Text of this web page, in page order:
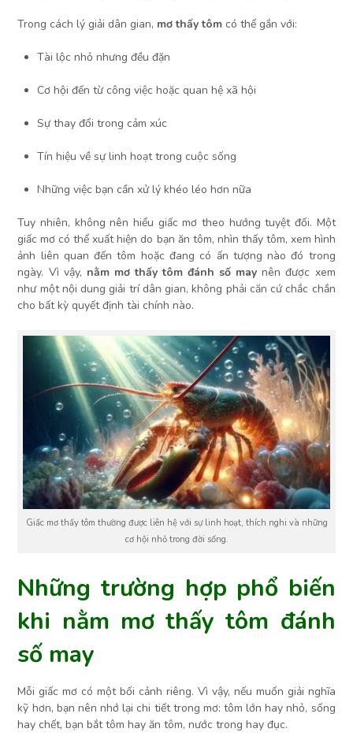
Trong cách lý giải dân gian, mơ thấy tôm có thể gắn với:
Tài lộc nhỏ nhưng đều đặn
Cơ hội đến từ công việc hoặc quan hệ xã hội
Sự thay đổi trong cảm xúc
Tín hiệu về sự linh hoạt trong cuộc sống
Những việc bạn cần xử lý khéo léo hơn nữa
Tuy nhiên, không nên hiểu giấc mơ theo hướng tuyệt đối. Một
giấc mơ có thể xuất hiện do bạn ăn tôm, nhìn thấy tôm, xem hình
ảnh liên quan đến tôm hoặc đang có ấn tượng nào đó trong
ngày. Vì vậy, nằm mơ thấy tôm đánh số may nên được xem
như một nội dung giải trí dân gian, không phải căn cứ chắc chắn
cho bất kỳ quyết định tài chính nào.
Giấc mơ thấy tôm thường được liên hệ với sự linh hoạt, thích nghi và những
cơ hội nhỏ trong đời sống.
Những trường hợp phổ biến
khi nằm mơ thấy tôm đánh
số may
Mỗi giấc mơ có một bối cảnh riêng. Vì vậy, nếu muốn giải nghĩa
kỹ hơn, bạn nên nhớ lại chi tiết trong mơ: tôm lớn hay nhỏ, sống
hay chết, bạn bắt tôm hay ăn tôm, nước trong hay đục.